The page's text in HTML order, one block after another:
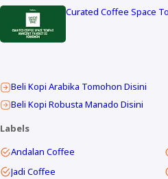
Curated Coffee Space
Beli Kopi Arabika Tomohon Disini
Beli Kopi Robusta Manado Disini
Labels
Andalan Coffee
Jadi Coffee